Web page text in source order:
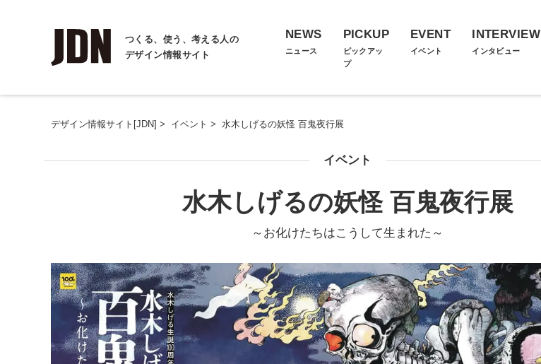
つくる、使う、考える人の
デザイン情報サイト
NEWS
ニュース
PICKUP
ピックアッ
プ
EVENT
イベント
INTERVIEW
インタビュー
デザイン情報サイト[JDN] > イベント > 水木しげるの妖怪 百鬼夜行展
イベント
水木しげるの妖怪 百鬼夜行展
～お化けたちはこうして生まれた～